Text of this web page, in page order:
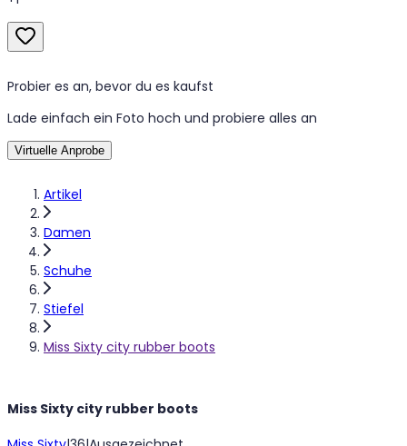
Artikel
Damen
Schuhe
Stiefel
Miss Sixty city rubber boots
Probier es an, bevor du es kaufst
Lade einfach ein Foto hoch und probiere alles an
Virtuelle Anprobe
Miss Sixty city rubber boots